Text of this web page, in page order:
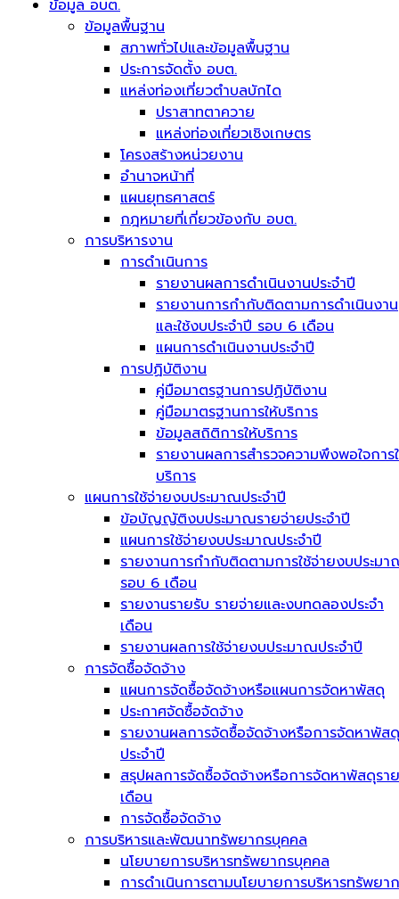
ข้อมูล อบต.
ข้อมูลพื้นฐาน
สภาพทั่วไปและข้อมูลพื้นฐาน
ประการจัดตั้ง อบต.
แหล่งท่องเที่ยวตำบลบักได
ปราสาทตาควาย
แหล่งท่องเที่ยวเชิงเกษตร
โครงสร้างหน่วยงาน
อำนาจหน้าที่
แผนยุทธศาสตร์
กฎหมายที่เกี่ยวข้องกับ อบต.
การบริหารงาน
การดำเนินการ
รายงานผลการดำเนินงานประจำปี
รายงานการกำกับติดตามการดำเนินงาน
และใช้งบประจำปี รอบ 6 เดือน
แผนการดำเนินงานประจำปี
การปฏิบัติงาน
คู่มือมาตรฐานการปฏิบัติงาน
คู่มือมาตรฐานการให้บริการ
ข้อมูลสถิติการให้บริการ
รายงานผลการสำรวจความพึงพอใจการ
บริการ
แผนการใช้จ่ายงบประมาณประจำปี
ข้อบัญญัติงบประมาณรายจ่ายประจำปี
แผนการใช้จ่ายงบประมาณประจำปี
รายงานการกำกับติดตามการใช้จ่ายงบประม
รอบ 6 เดือน
รายงานรายรับ รายจ่ายและงบทดลองประจำ
เดือน
รายงานผลการใช้จ่ายงบประมาณประจำปี
การจัดซื้อจัดจ้าง
แผนการจัดซื้อจัดจ้างหรือแผนการจัดหาพัสดุ
ประกาศจัดซื้อจัดจ้าง
รายงานผลการจัดซื้อจัดจ้างหรือการจัดหาพัสดุ
ประจำปี
สรุปผลการจัดซื้อจัดจ้างหรือการจัดหาพัสดุราย
เดือน
การจัดซื้อจัดจ้าง
การบริหารและพัฒนาทรัพยากรบุคคล
นโยบายการบริหารทรัพยากรบุคคล
การดำเนินการตามนโยบายการบริหารทรัพยา